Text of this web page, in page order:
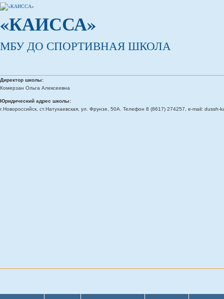
«КАИССА»
МБУ ДО СПОРТИВНАЯ ШКОЛА
Директор школы:
Комерзан Ольга Алексеевна
Юридический адрес школы:
г.Новороссийск, ст.Натухаевская, ул. Фрунзе, 50А. Телефон 8 (8617) 274257, e-mail: dussh-